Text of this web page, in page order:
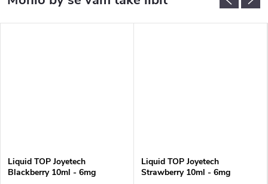
Liquid TOP Joyetech
Blackberry 10ml - 6mg
Liquid TOP Joyetech
Strawberry 10ml - 6mg